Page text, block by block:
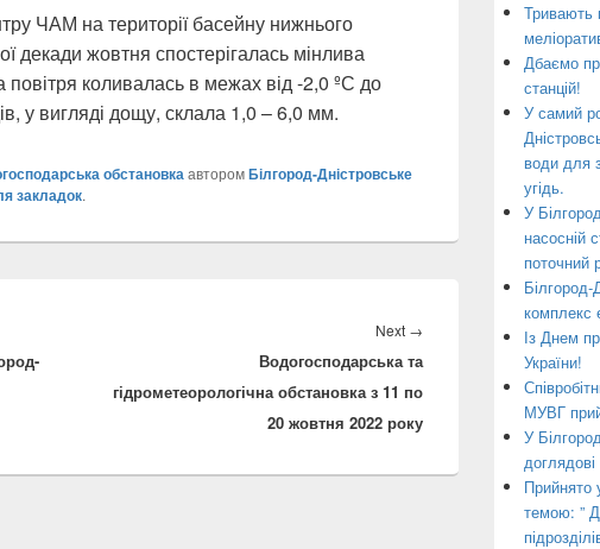
ЧАМ на території басейну нижнього
декади жовтня спостерігалась мінлива
повітря коливалась в межах від -2,0 ºС до
у вигляді дощу, склала 1,0 – 6,0 мм.
обстановкаавторомБілгород-Дністровське
закладок.
Next →
post:
Водогосподарська та
гідрометеорологічна обстановка з 11 по
20 жовтня 2022 року
Тривають
Дбаємо
станцій!
У самий
води для
угідь.
У
насосній
поточний
комплекс
Із Днем
України!
МУВГ
У
Прийнято
темою: ”